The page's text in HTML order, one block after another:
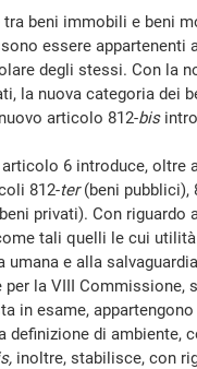
beni immobili e beni
essere appartenenti
degli stessi. Con la
la nuova categoria dei
articolo 812-bis
6 introduce, oltre
812-ter(beni pubblici),
privati). Con riguardo
tali quelli le cui
umana e alla
la VIII Commissione,
in esame,
definizione di ambiente,
inoltre, stabilisce, con